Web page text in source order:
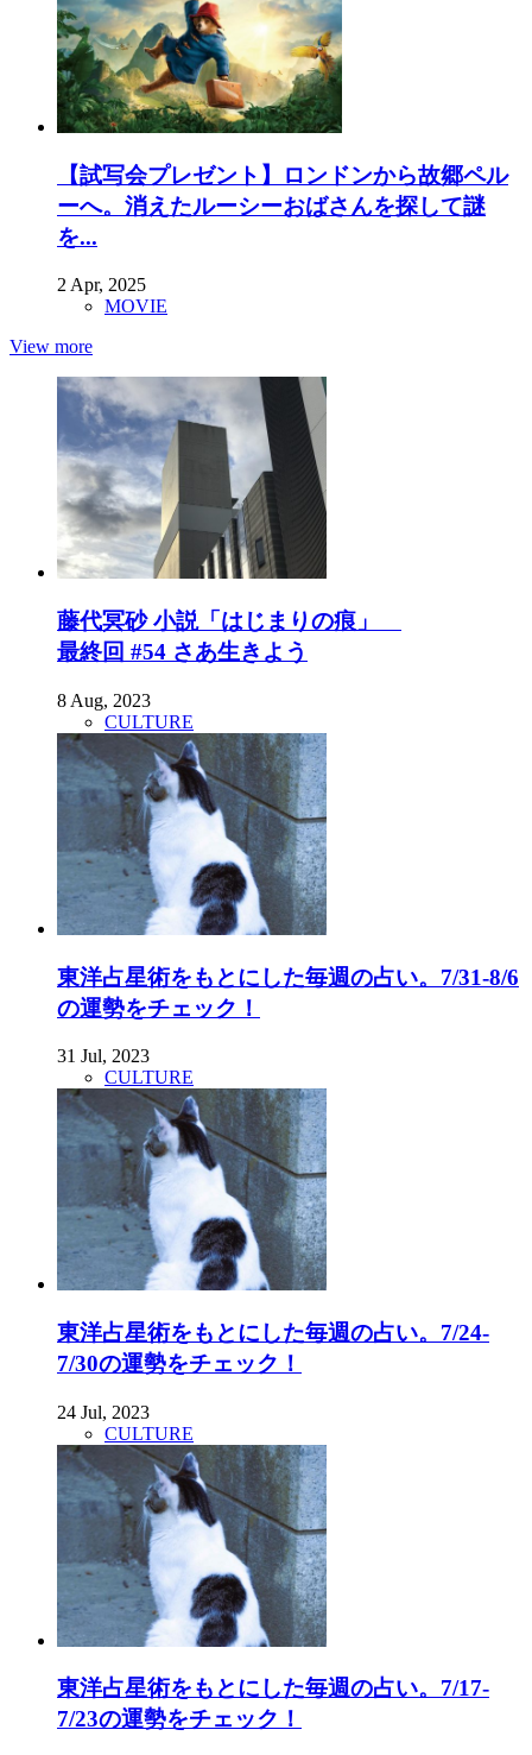
【試写会プレゼント】ロンドンから故郷ペル
ーへ。消えたルーシーおばさんを探して謎
を...
2 Apr, 2025
MOVIE
View more
藤代冥砂 小説「はじまりの痕」
最終回 #54 さあ生きよう
8 Aug, 2023
CULTURE
東洋占星術をもとにした毎週の占い。7/31-8/6
の運勢をチェック！
31 Jul, 2023
CULTURE
東洋占星術をもとにした毎週の占い。7/24-
7/30の運勢をチェック！
24 Jul, 2023
CULTURE
東洋占星術をもとにした毎週の占い。7/17-
7/23の運勢をチェック！